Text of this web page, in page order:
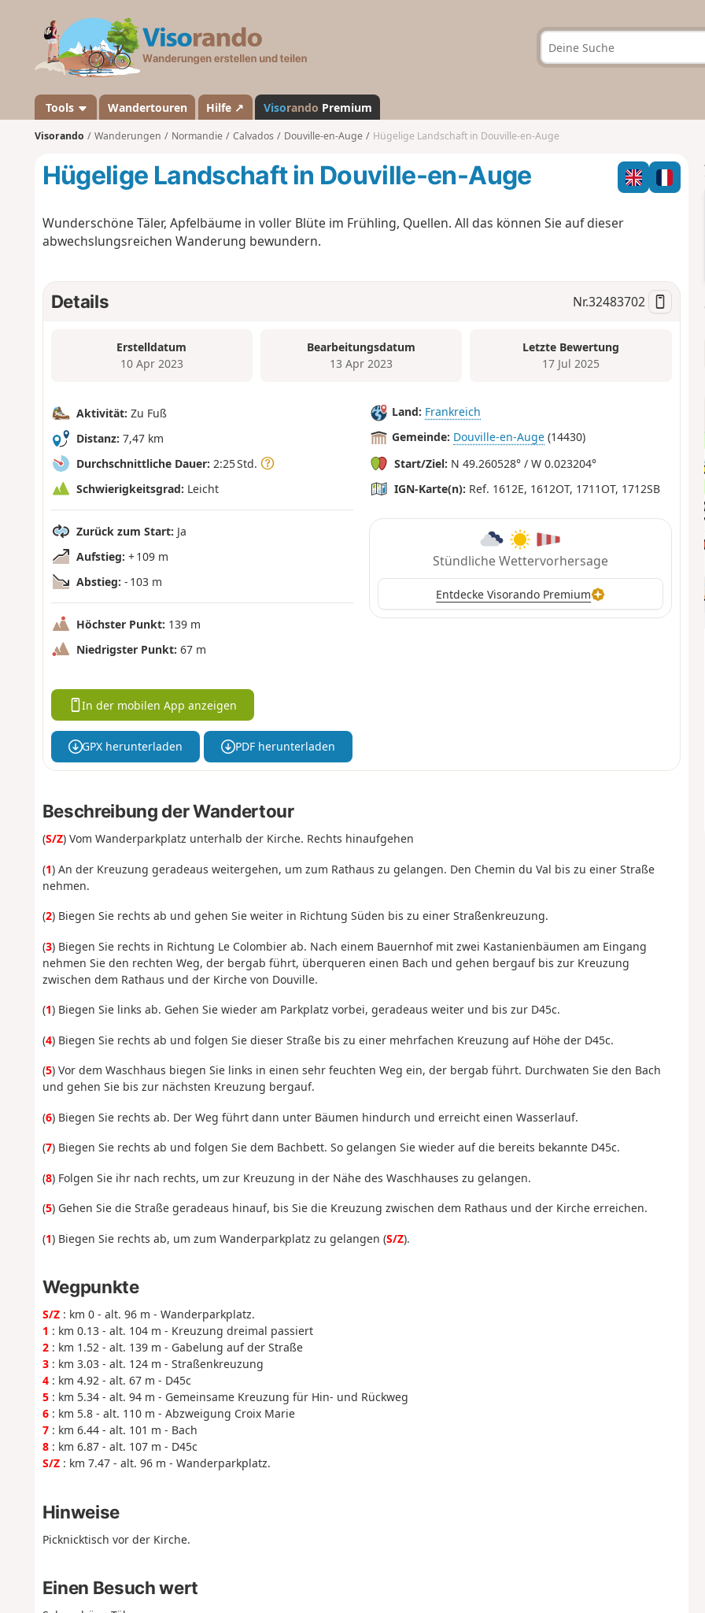
a
n
d
Tools Wandertouren Hilfe ↗ Visorando Premium
Visorando Wanderungen Normandie Calvados Douville-en-Auge Hügelige Landschaft in Douville-en-Auge
Hügelige Landschaft in Douville-en-Auge
Wunderschöne Täler, Apfelbäume in voller Blüte im Frühling, Quellen. All das können Sie auf dieser
abwechslungsreichen Wanderung bewundern.
Details Nr.32483702
Erstelldatum
10 Apr 2023
Bearbeitungsdatum
13 Apr 2023
Letzte Bewertung
17 Jul 2025
Aktivität: Zu Fuß
Distanz: 7,47 km
Durchschnittliche Dauer: 2:25 Std.
Schwierigkeitsgrad: Leicht
Zurück zum Start: Ja
Aufstieg: + 109 m
Abstieg: - 103 m
Höchster Punkt: 139 m
Niedrigster Punkt: 67 m
Land: Frankreich
Gemeinde: Douville-en-Auge (14430)
Start/Ziel: N 49.260528° / W 0.023204°
IGN-Karte(n): Ref. 1612E, 1612OT, 1711OT, 1712SB
Stündliche Wettervorhersage
Entdecke Visorando Premium
In der mobilen App anzeigen
GPX herunterladen PDF herunterladen
Beschreibung der Wandertour
(S/Z) Vom Wanderparkplatz unterhalb der Kirche. Rechts hinaufgehen
(1) An der Kreuzung geradeaus weitergehen, um zum Rathaus zu gelangen. Den Chemin du Val bis zu einer Straße
nehmen.
(2) Biegen Sie rechts ab und gehen Sie weiter in Richtung Süden bis zu einer Straßenkreuzung.
(3) Biegen Sie rechts in Richtung Le Colombier ab. Nach einem Bauernhof mit zwei Kastanienbäumen am Eingang
nehmen Sie den rechten Weg, der bergab führt, überqueren einen Bach und gehen bergauf bis zur Kreuzung
zwischen dem Rathaus und der Kirche von Douville.
(1) Biegen Sie links ab. Gehen Sie wieder am Parkplatz vorbei, geradeaus weiter und bis zur D45c.
(4) Biegen Sie rechts ab und folgen Sie dieser Straße bis zu einer mehrfachen Kreuzung auf Höhe der D45c.
(5) Vor dem Waschhaus biegen Sie links in einen sehr feuchten Weg ein, der bergab führt. Durchwaten Sie den Bach
und gehen Sie bis zur nächsten Kreuzung bergauf.
(6) Biegen Sie rechts ab. Der Weg führt dann unter Bäumen hindurch und erreicht einen Wasserlauf.
(7) Biegen Sie rechts ab und folgen Sie dem Bachbett. So gelangen Sie wieder auf die bereits bekannte D45c.
(8) Folgen Sie ihr nach rechts, um zur Kreuzung in der Nähe des Waschhauses zu gelangen.
(5) Gehen Sie die Straße geradeaus hinauf, bis Sie die Kreuzung zwischen dem Rathaus und der Kirche erreichen.
(1) Biegen Sie rechts ab, um zum Wanderparkplatz zu gelangen (S/Z).
Wegpunkte
S/Z: km 0 - alt. 96 m - Wanderparkplatz.
1 : km 0.13 - alt. 104 m - Kreuzung dreimal passiert
2: km 1.52 - alt. 139 m - Gabelung auf der Straße
3: km 3.03 - alt. 124 m - Straßenkreuzung
4: km 4.92 - alt. 67 m - D45c
5: km 5.34 - alt. 94 m - Gemeinsame Kreuzung für Hin- und Rückweg
6: km 5.8 - alt. 110 m - Abzweigung Croix Marie
7: km 6.44 - alt. 101 m - Bach
8: km 6.87 - alt. 107 m - D45c
S/Z: km 7.47 - alt. 96 m - Wanderparkplatz.
Hinweise
Picknicktisch vor der Kirche.
Einen Besuch wert